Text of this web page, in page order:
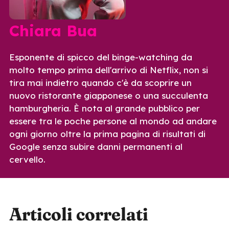
Chiara Bua
Esponente di spicco del binge-watching da
molto tempo prima dell'arrivo di Netflix, non si
tira mai indietro quando c'è da scoprire un
nuovo ristorante giapponese o una succulenta
hamburgheria. È nota al grande pubblico per
essere tra le poche persone al mondo ad andare
ogni giorno oltre la prima pagina di risultati di
Google senza subire danni permanenti al
cervello.
Articoli correlati